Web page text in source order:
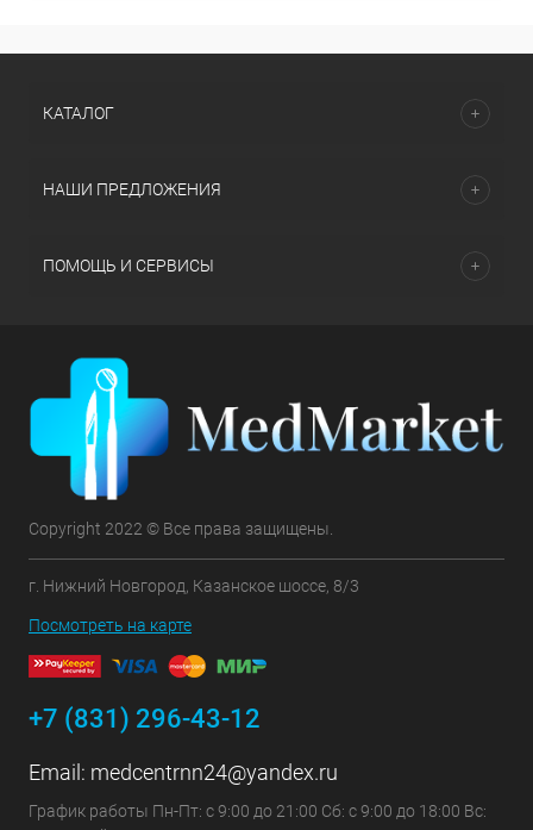
КАТАЛОГ
НАШИ ПРЕДЛОЖЕНИЯ
ПОМОЩЬ И СЕРВИСЫ
Copyright 2022 © Все права защищены.
г. Нижний Новгород, Казанское шоссе, 8/3
Посмотреть на карте
+7 (831) 296-43-12
Email: medcentrnn24@yandex.ru
График работы Пн-Пт: с 9:00 до 21:00 Сб: с 9:00 до 18:00 Вс: